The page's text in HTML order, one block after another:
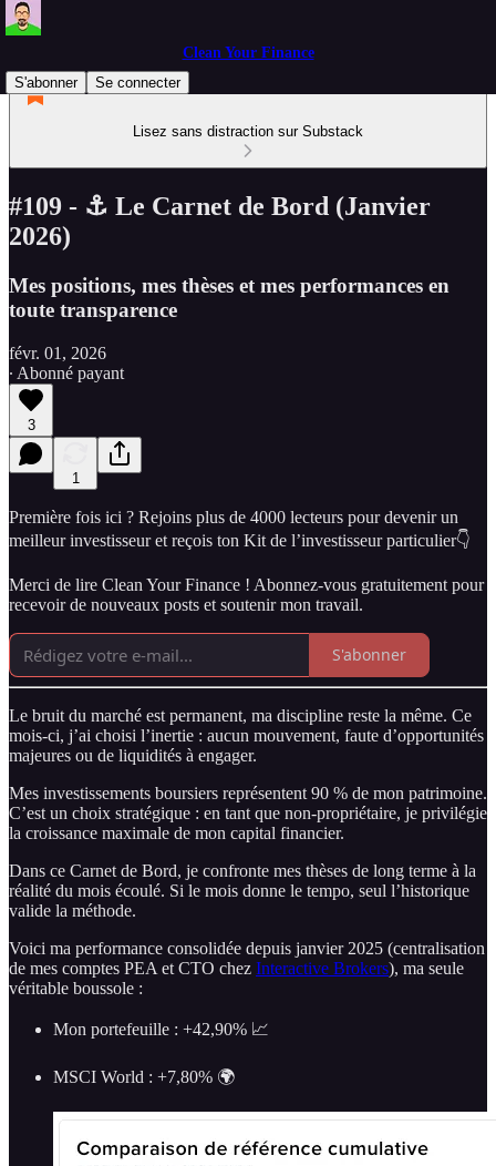
Clean Your Finance
S'abonner
Se connecter
Lisez sans distraction sur Substack
#109 - ⚓ Le Carnet de Bord (Janvier
2026)
Mes positions, mes thèses et mes performances en
toute transparence
févr. 01, 2026
∙ Abonné payant
3
1
Première fois ici ? Rejoins plus de 4000 lecteurs pour devenir un
meilleur investisseur et reçois ton Kit de l’investisseur particulier👇
Merci de lire Clean Your Finance ! Abonnez-vous gratuitement pour
recevoir de nouveaux posts et soutenir mon travail.
S'abonner
Le bruit du marché est permanent, ma discipline reste la même. Ce
mois-ci, j’ai choisi l’inertie : aucun mouvement, faute d’opportunités
majeures ou de liquidités à engager.
Mes investissements boursiers représentent 90 % de mon patrimoine.
C’est un choix stratégique : en tant que non-propriétaire, je privilégie
la croissance maximale de mon capital financier.
Dans ce Carnet de Bord, je confronte mes thèses de long terme à la
réalité du mois écoulé. Si le mois donne le tempo, seul l’historique
valide la méthode.
Voici ma performance consolidée depuis janvier 2025 (centralisation
de mes comptes PEA et CTO chez Interactive Brokers), ma seule
véritable boussole :
Mon portefeuille : +42,90% 📈
MSCI World : +7,80% 🌍